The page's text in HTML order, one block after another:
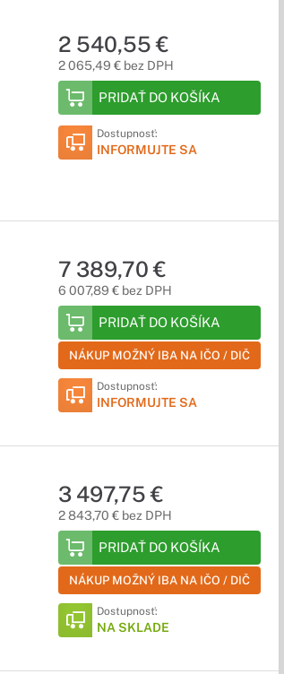
2 540,55 €
2 065,49 € bez DPH
PRIDAŤ DO KOŠÍKA
Dostupnosť:
INFORMUJTE SA
7 389,70 €
6 007,89 € bez DPH
PRIDAŤ DO KOŠÍKA
NÁKUP MOŽNÝ IBA NA IČO / DIČ
Dostupnosť:
INFORMUJTE SA
3 497,75 €
2 843,70 € bez DPH
PRIDAŤ DO KOŠÍKA
NÁKUP MOŽNÝ IBA NA IČO / DIČ
Dostupnosť:
NA SKLADE